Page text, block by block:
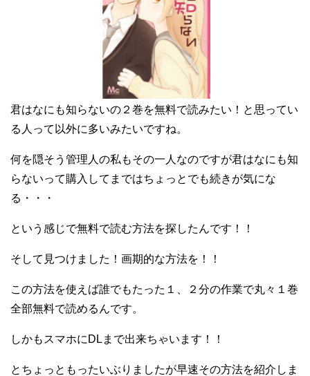
君はなにも知らないの２巻を無料で読みたい！と思ってい
る人って以外に多いみたいですね。
何を隠そう管理人の私もその一人なのですが君はなにも知
らないって購入してまではちょっとでも続きが気にな
る・・・
という感じで無料で読む方法を探したんです！！
そして見つけました！画期的な方法を！！
この方法を使えば誰でもたった１、２分の作業で丸々１巻
全部無料で読めるんです。
しかもスマホにDLまで出来ちゃいます！！
とちょっともったいぶりましたが早速その方法を紹介しま